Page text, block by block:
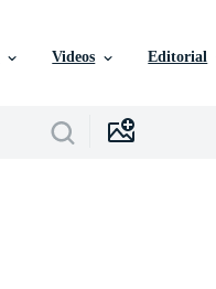
Videos Editorial